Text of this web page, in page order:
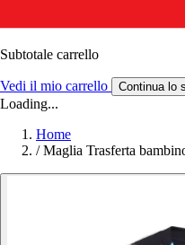
Subtotale carrello
Vedi il mio carrello Continua lo
Loading...
Home
/ Maglia Trasferta